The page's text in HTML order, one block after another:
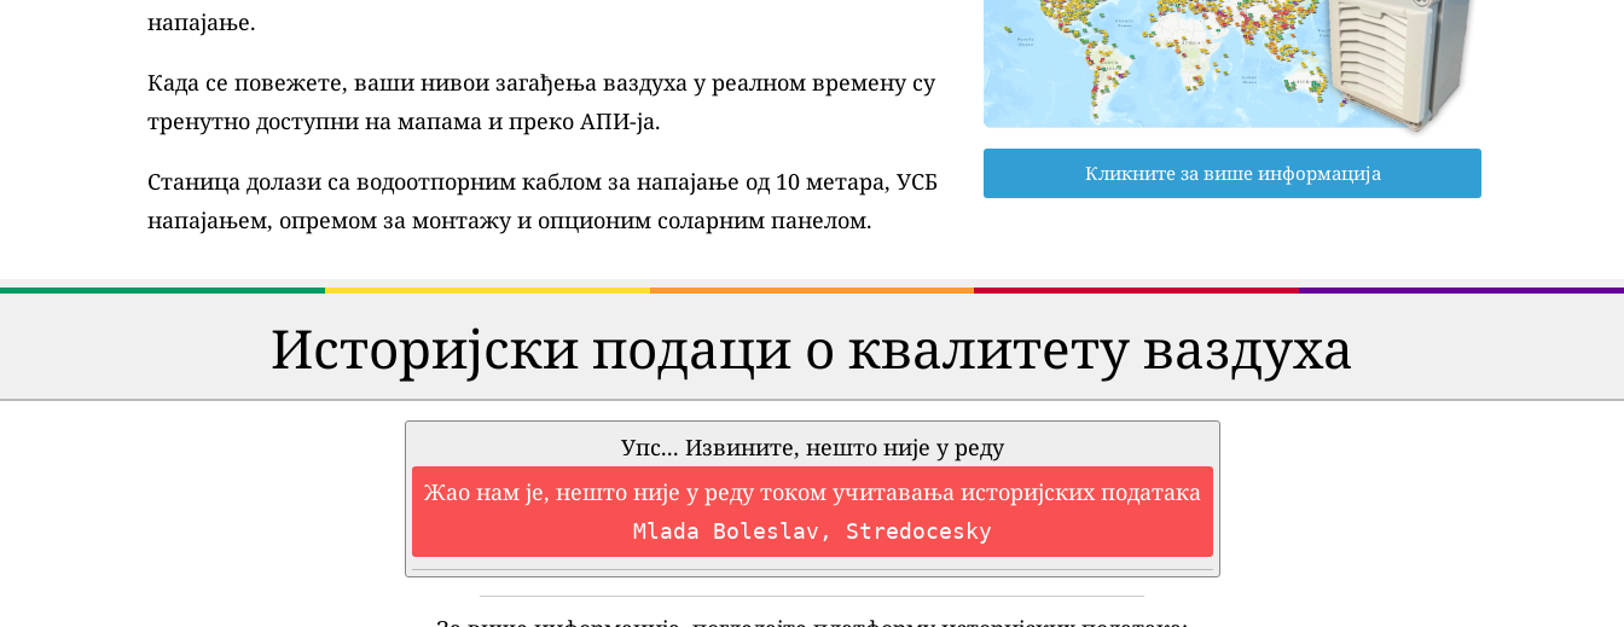
напајање.
Када се повежете, ваши нивои загађења ваздуха у реалном времену су
тренутно доступни на мапама и преко АПИ-ја.
Станица долази са водоотпорним каблом за напајање од 10 метара, УСБ
напајањем, опремом за монтажу и опционим соларним панелом.
Кликните за више информација
Историјски подаци о квалитету ваздуха
Упс... Извините, нешто није у реду
Жао нам је, нешто није у реду током учитавања историјских података
Mlada Boleslav, Stredocesky